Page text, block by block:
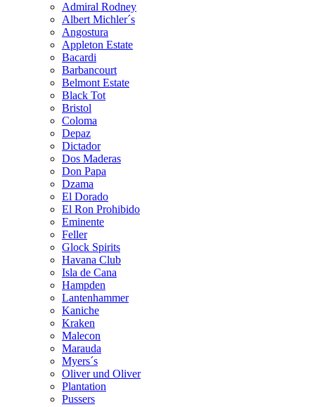
Admiral Rodney
Albert Michler´s
Angostura
Appleton Estate
Bacardi
Barbancourt
Belmont Estate
Black Tot
Bristol
Coloma
Depaz
Dictador
Dos Maderas
Don Papa
Dzama
El Dorado
El Ron Prohibido
Eminente
Feller
Glock Spirits
Havana Club
Isla de Cana
Hampden
Lantenhammer
Kaniche
Kraken
Malecon
Marauda
Myers´s
Oliver und Oliver
Plantation
Pussers